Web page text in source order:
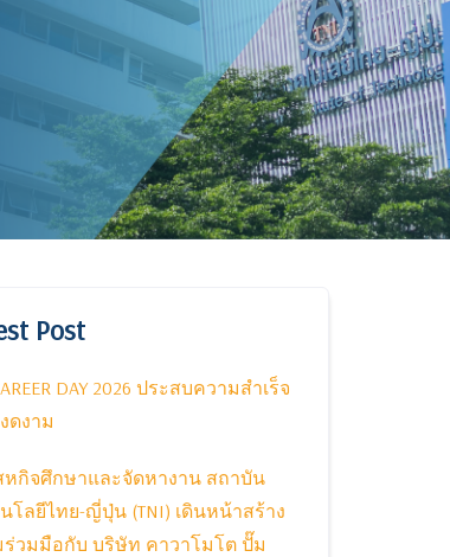
Post
DAY 2026 ประสบความสำเร็จ
ดงาม
กิจศึกษาและจัดหางาน สถาบัน
โลยีไทย-ญี่ปุ่น (TNI) เดินหน้าสร้าง
วมมือกับ บริษัท คาวาโมโต ปั๊ม